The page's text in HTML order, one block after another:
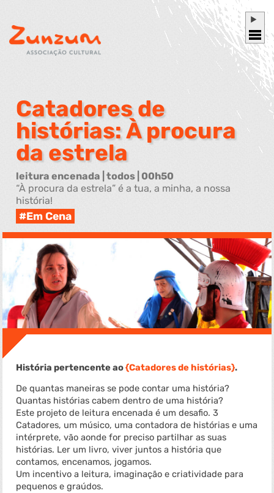
Catadores de
histórias: À procura
da estrela
leitura encenada | todos | 00h50
“À procura da estrela” é a tua, a minha, a nossa
história!
Em Cena
História pertencente ao Catadores de histórias .
De quantas maneiras se pode contar uma história?
Quantas histórias cabem dentro de uma história?
Este projeto de leitura encenada é um desafio. 3
Catadores, um músico, uma contadora de histórias e uma
intérprete, vão aonde for preciso partilhar as suas
histórias. Ler um livro, viver juntos a história que
contamos, encenamos, jogamos.
Um incentivo a leitura, imaginação e criatividade para
pequenos e graúdos.